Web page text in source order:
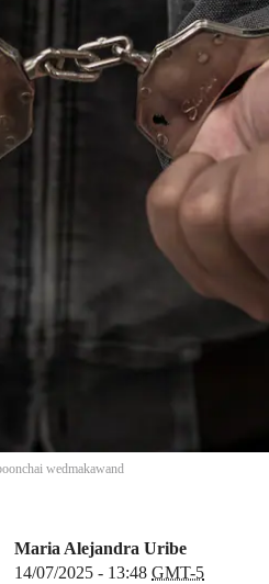
wedmakawand
Maria Alejandra Uribe
14/07/2025 - 13:48 GMT-5